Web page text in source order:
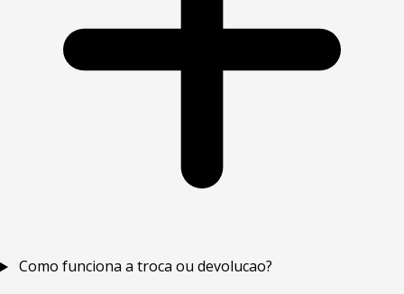
Como funciona a troca ou devolucao?